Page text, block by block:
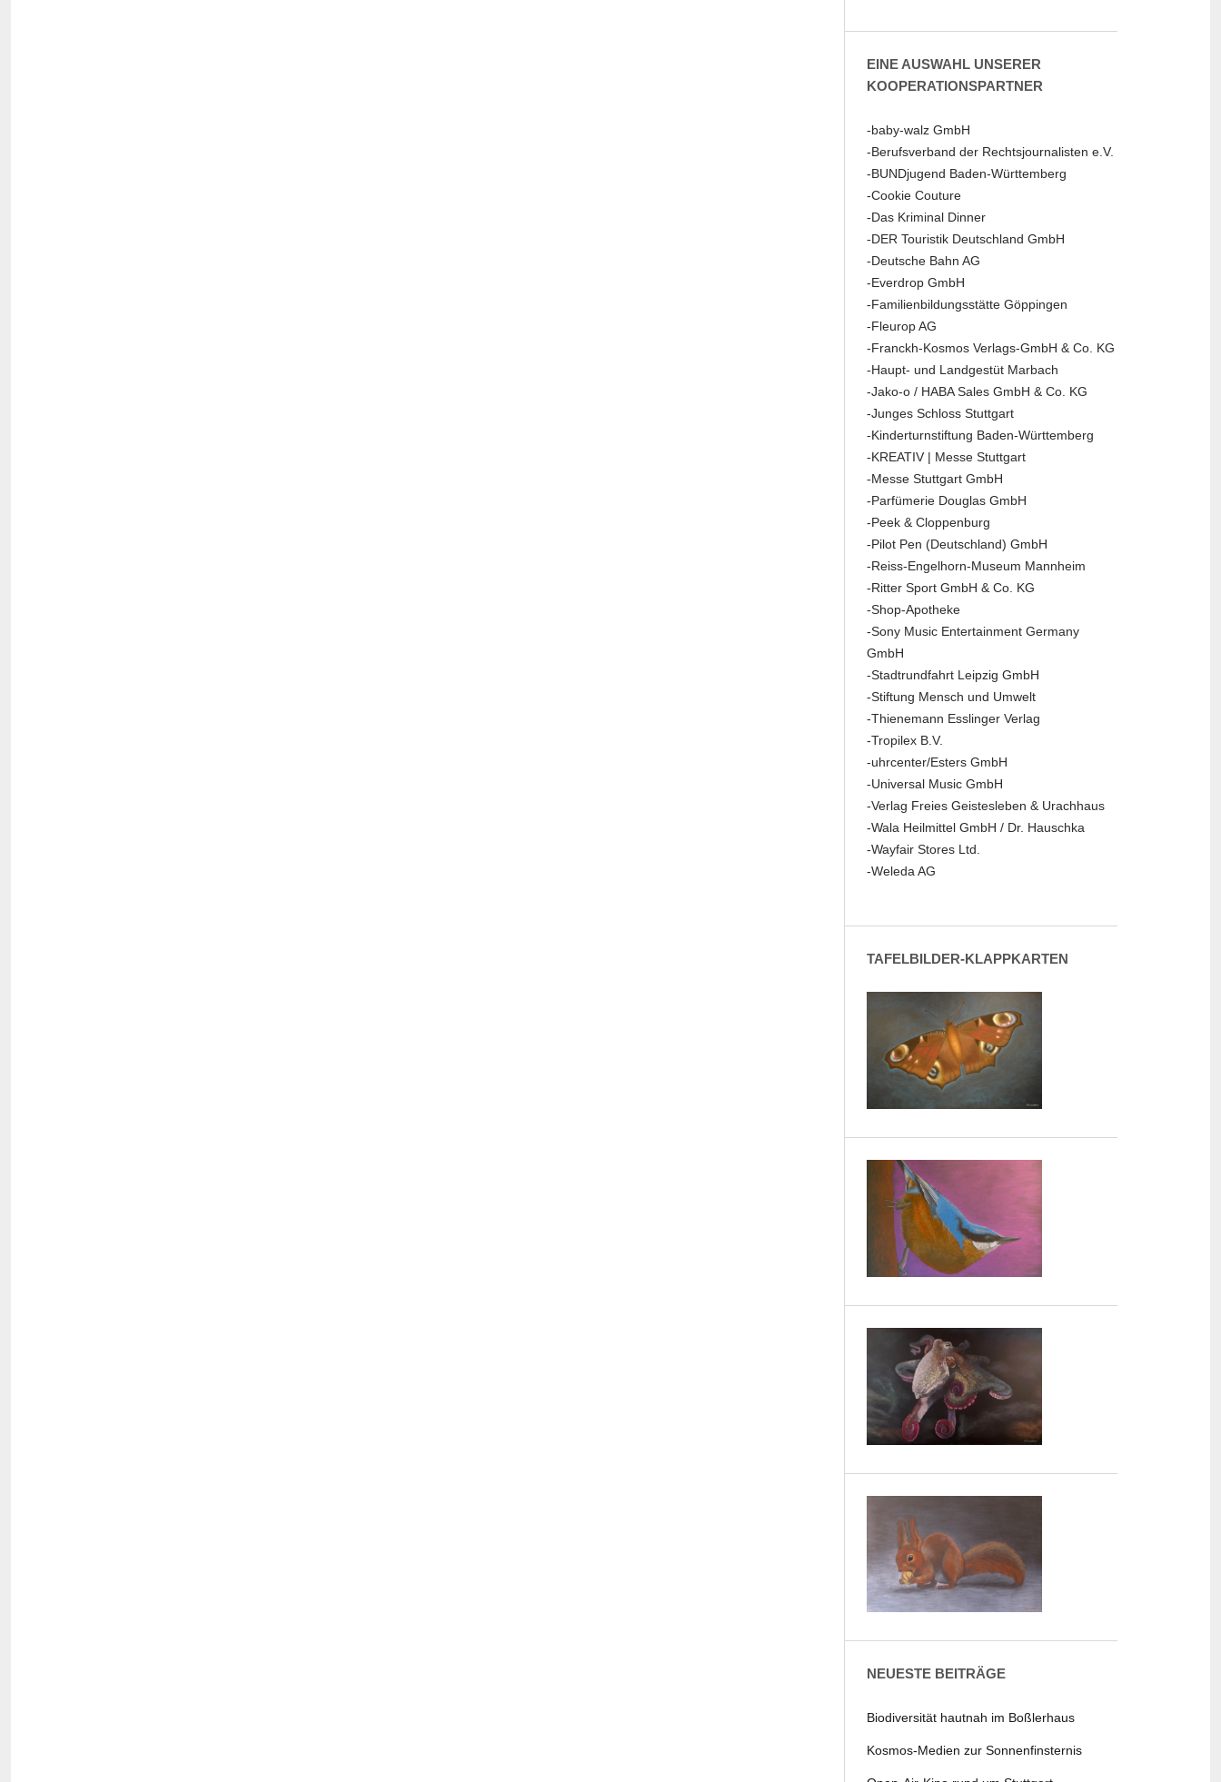
EINE AUSWAHL UNSERER
KOOPERATIONSPARTNER
-baby-walz GmbH
-Berufsverband der Rechtsjournalisten e.V.
-BUNDjugend Baden-Württemberg
-Cookie Couture
-Das Kriminal Dinner
-DER Touristik Deutschland GmbH
-Deutsche Bahn AG
-Everdrop GmbH
-Familienbildungsstätte Göppingen
-Fleurop AG
-Franckh-Kosmos Verlags-GmbH & Co. KG
-Haupt- und Landgestüt Marbach
-Jako-o / HABA Sales GmbH & Co. KG
-Junges Schloss Stuttgart
-Kinderturnstiftung Baden-Württemberg
-KREATIV | Messe Stuttgart
-Messe Stuttgart GmbH
-Parfümerie Douglas GmbH
-Peek & Cloppenburg
-Pilot Pen (Deutschland) GmbH
-Reiss-Engelhorn-Museum Mannheim
-Ritter Sport GmbH & Co. KG
-Shop-Apotheke
-Sony Music Entertainment Germany
GmbH
-Stadtrundfahrt Leipzig GmbH
-Stiftung Mensch und Umwelt
-Thienemann Esslinger Verlag
-Tropilex B.V.
-uhrcenter/Esters GmbH
-Universal Music GmbH
-Verlag Freies Geistesleben & Urachhaus
-Wala Heilmittel GmbH / Dr. Hauschka
-Wayfair Stores Ltd.
-Weleda AG
TAFELBILDER-KLAPPKARTEN
NEUESTE BEITRÄGE
Biodiversität hautnah im Boßlerhaus
Kosmos-Medien zur Sonnenfinsternis